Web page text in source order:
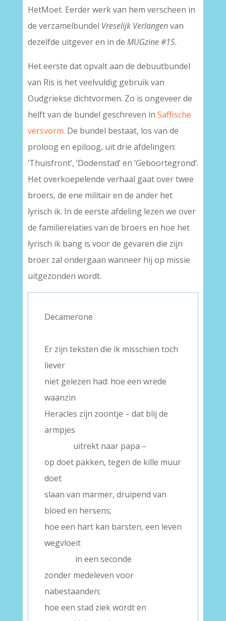
HetMoet. Eerder werk van hem verscheen in
de verzamelbundel Vreselijk Verlangenvan
dezelfde uitgever en in de MUGzine #15.
Het eerste dat opvalt aan de debuutbundel
van Ris is het veelvuldig gebruik van
Oudgriekse dichtvormen. Zo is ongeveer de
helft van de bundel geschreven in Saffische
versvorm. De bundel bestaat, los van de
proloog en epiloog, uit drie afdelingen:
‘Thuisfront’, ‘Dodenstad’ en ‘Geboortegrond’.
Het overkoepelende verhaal gaat over twee
broers, de ene militair en de ander het
lyrisch ik. In de eerste afdeling lezen we over
de familierelaties van de broers en hoe het
lyrisch ik bang is voor de gevaren die zijn
broer zal ondergaan wanneer hij op missie
uitgezonden wordt.
Decamerone
Er zijn teksten die ik misschien toch
liever
niet gelezen had: hoe een wrede
waanzin
Heracles zijn zoontje – dat blij de
armpjes
uitrekt naar papa –
op doet pakken, tegen de kille muur
doet
slaan van marmer, druipend van
bloed en hersens;
hoe een hart kan barsten, een leven
wegvloeit
in een seconde
zonder medeleven voor
nabestaanden;
hoe een stad ziek wordt en